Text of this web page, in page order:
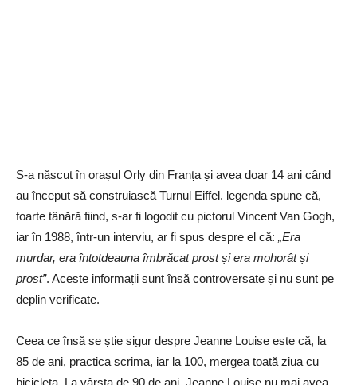
S-a născut în orașul Orly din Franța și avea doar 14 ani când
au început să construiască Turnul Eiffel. legenda spune că,
foarte tânără fiind, s-ar fi logodit cu pictorul Vincent Van Gogh,
iar în 1988, într-un interviu, ar fi spus despre el că: „Era
murdar, era întotdeauna îmbrăcat prost și era mohorât și
prost”. Aceste informații sunt însă controversate și nu sunt pe
deplin verificate.
Ceea ce însă se știe sigur despre Jeanne Louise este că, la
85 de ani, practica scrima, iar la 100, mergea toată ziua cu
bicicleta. La vârsta de 90 de ani, Jeanne Louise nu mai avea